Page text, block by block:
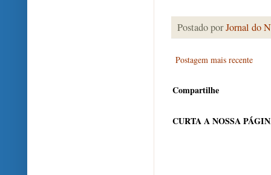
Postado porJornal do
Postagem mais recente
Compartilhe
CURTA A NOSSA